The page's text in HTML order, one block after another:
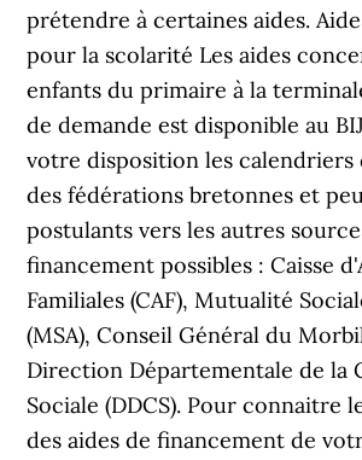
prétendre à certaines aides.
pour la scolarité Les aides
enfants du primaire à la
de demande est disponible au
votre disposition les
des fédérations bretonnes et
postulants vers les autres
financement possibles : Caisse
Familiales (CAF), Mutualité
(MSA), Conseil Général du
Direction Départementale de la
Sociale (DDCS). Pour connaitre
des aides de financement de